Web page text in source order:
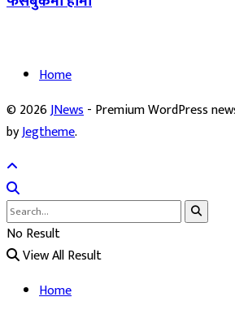
Home
© 2026JNews- Premium WordPress
byJegtheme.
No Result
View All Result
Home